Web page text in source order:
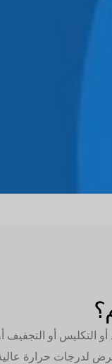
التكليس أو التجفيف
لدرجات حرارة